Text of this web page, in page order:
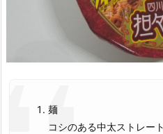
麺
コシのある中太ストレー